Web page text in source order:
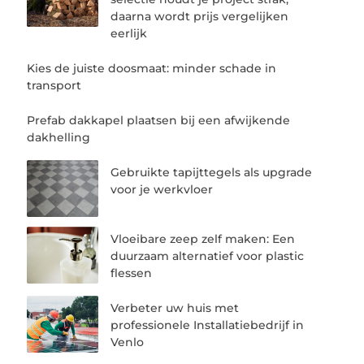
daarna wordt prijs vergelijken
eerlijk
Kies de juiste doosmaat: minder schade in
transport
Prefab dakkapel plaatsen bij een afwijkende
dakhelling
Gebruikte tapijttegels als upgrade
voor je werkvloer
Vloeibare zeep zelf maken: Een
duurzaam alternatief voor plastic
flessen
Verbeter uw huis met
professionele Installatiebedrijf in
Venlo